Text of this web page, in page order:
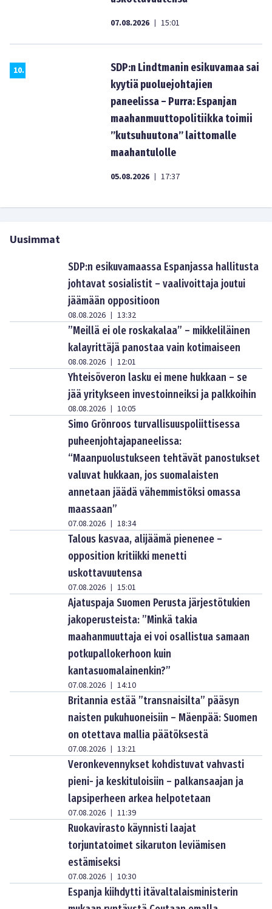
07.08.2026 | 15:01
10.
SDP:n Lindtmanin esikuvamaa sai
kyytiä puoluejohtajien
paneelissa – Purra: Espanjan
maahanmuuttopolitiikka toimii
”kutsuhuutona” laittomalle
maahantulolle
05.08.2026 | 17:37
Uusimmat
SDP:n esikuvamaassa Espanjassa hallitusta
johtavat sosialistit – vaalivoittaja joutui
jäämään oppositioon
08.08.2026 | 13:32
”Meillä ei ole roskakalaa” – mikkeliläinen
kalayrittäjä panostaa vain kotimaiseen
08.08.2026 | 12:01
Yhteisöveron lasku ei mene hukkaan – se
jää yritykseen investoinneiksi ja palkkoihin
08.08.2026 | 10:05
Simo Grönroos turvallisuuspoliittisessa
puheenjohtajapaneelissa:
“Maanpuolustukseen tehtävät panostukset
valuvat hukkaan, jos suomalaisten
annetaan jäädä vähemmistöksi omassa
maassaan”
07.08.2026 | 18:34
Talous kasvaa, alijäämä pienenee –
opposition kritiikki menetti
uskottavuutensa
07.08.2026 | 15:01
Ajatuspaja Suomen Perusta järjestötukien
jakoperusteista: ”Minkä takia
maahanmuuttaja ei voi osallistua samaan
potkupallokerhoon kuin
kantasuomalainenkin?”
07.08.2026 | 14:10
Britannia estää ”transnaisilta” pääsyn
naisten pukuhuoneisiin – Mäenpää: Suomen
on otettava mallia päätöksestä
07.08.2026 | 13:21
Veronkevennykset kohdistuvat vahvasti
pieni- ja keskituloisiin – palkansaajan ja
lapsiperheen arkea helpotetaan
07.08.2026 | 11:39
Ruokavirasto käynnisti laajat
torjuntatoimet sikaruton leviämisen
estämiseksi
07.08.2026 | 10:30
Espanja kiihdytti itävaltalaisministerin